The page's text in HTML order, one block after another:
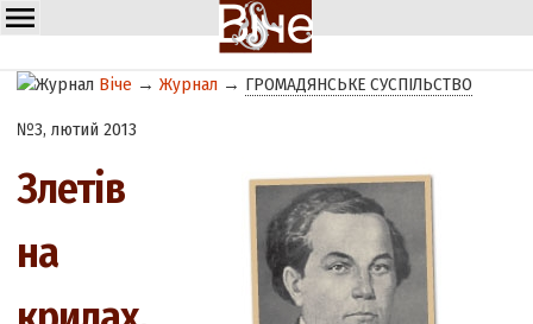
Віче →Журнал → ГРОМАДЯНСЬКЕ СУСПІЛЬСТВО
№3, лютий 2013
Злетів
на